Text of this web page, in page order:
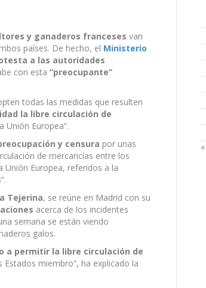
y ganaderos franceses van
países. De hecho, el Ministerio
a las autoridades
con esta “preocupante”
todas las medidas que resulten
la libre circulación de
Unión Europea”.
y censura por unas
de mercancías entre los
Unión Europea, referidos a la
”.
Tejerina, se reúne en Madrid con su
acerca de los incidentes
semana se están viendo
galos.
a permitir la libre circulación de
miembro”, ha explicado la